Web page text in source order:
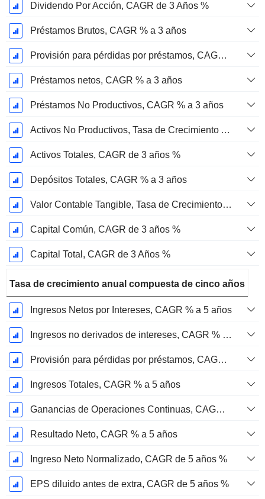
Dividendo Por Acción, CAGR de 3 Años %
Préstamos Brutos, CAGR % a 3 años
Provisión para pérdidas por préstamos, CAGR de 3 años %
Préstamos netos, CAGR % a 3 años
Préstamos No Productivos, CAGR % a 3 años
Activos No Productivos, Tasa de Crecimiento Anual Compuesta a 3 Años %
Activos Totales, CAGR de 3 años %
Depósitos Totales, CAGR % a 3 años
Valor Contable Tangible, Tasa de Crecimiento Anual Compuesta de 3 Años %
Capital Común, CAGR de 3 años %
Capital Total, CAGR de 3 Años %
Tasa de crecimiento anual compuesta de cinco años
Ingresos Netos por Intereses, CAGR % a 5 años
Ingresos no derivados de intereses, CAGR % a 5 años
Provisión para pérdidas por préstamos, CAGR de 5 años %
Ingresos Totales, CAGR % a 5 años
Ganancias de Operaciones Continuas, CAGR de 5 Años %
Resultado Neto, CAGR % a 5 años
Ingreso Neto Normalizado, CAGR de 5 años %
EPS diluido antes de extra, CAGR de 5 años %